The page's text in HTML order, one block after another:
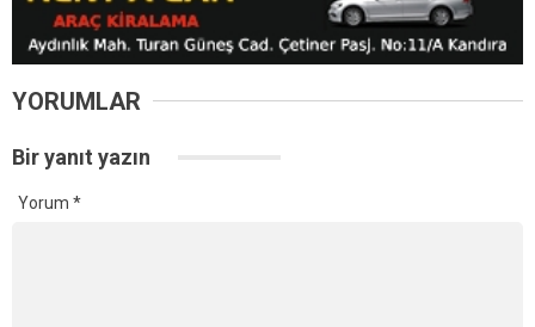
YORUMLAR
Bir yanıt yazın
Yorum *